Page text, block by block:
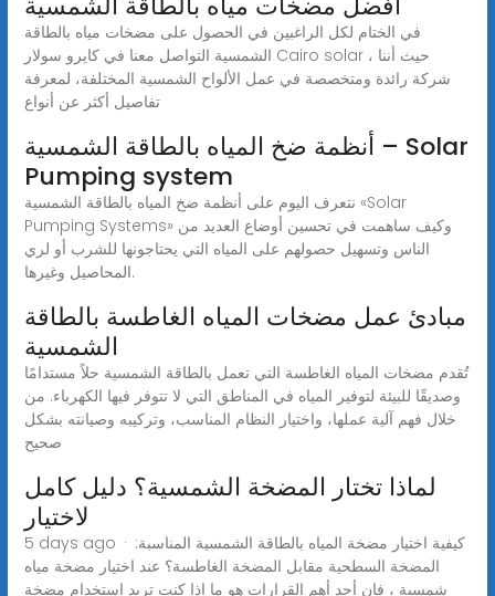
في الختام لكل الراغبين في الحصول على مضخات مياه بالطاقة
الشمسية التواصل معنا في كايرو سولار Cairo solar ، حيث أننا
شركة رائدة ومتخصصة في عمل الألواح الشمسية المختلفة، لمعرفة
تفاصيل أكثر عن أنواع
أنظمة ضخ المياه بالطاقة الشمسية – Solar
Pumping system
نتعرف اليوم على أنظمة ضخ المياه بالطاقة الشمسية «Solar
Pumping Systems» وكيف ساهمت في تحسين أوضاع العديد من
الناس وتسهيل حصولهم على المياه التي يحتاجونها للشرب أو لري
المحاصيل وغيرها.
مبادئ عمل مضخات المياه الغاطسة بالطاقة
الشمسية
تُقدم مضخات المياه الغاطسة التي تعمل بالطاقة الشمسية حلاً مستدامًا
وصديقًا للبيئة لتوفير المياه في المناطق التي لا تتوفر فيها الكهرباء. من
خلال فهم آلية عملها، واختيار النظام المناسب، وتركيبه وصيانته بشكل
صحيح
لماذا تختار المضخة الشمسية؟ دليل كامل
لاختيار
5 days ago · كيفية اختيار مضخة المياه بالطاقة الشمسية المناسبة:
المضخة السطحية مقابل المضخة الغاطسة؟ عند اختيار مضخة مياه
شمسية ، فإن أحد أهم القرارات هو ما إذا كنت تريد استخدام مضخة